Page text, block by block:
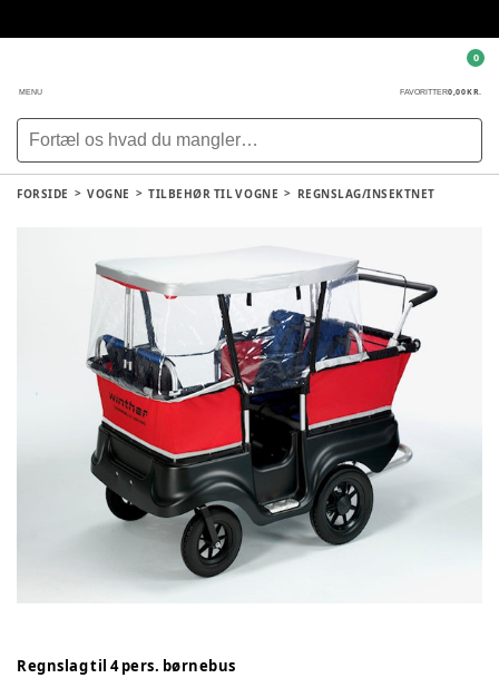
MENU FAVORITTER0,00 KR.
0
FORSIDE VOGNE TILBEHØR TIL VOGNE REGNSLAG/INSEKTNET
Regnslag til 4 pers. børnebus